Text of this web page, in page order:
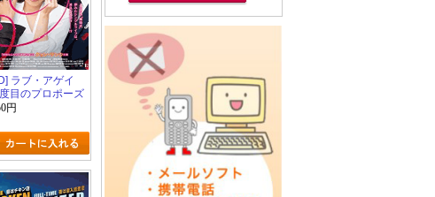
ラブ・アゲイ
目のプロポーズ
円